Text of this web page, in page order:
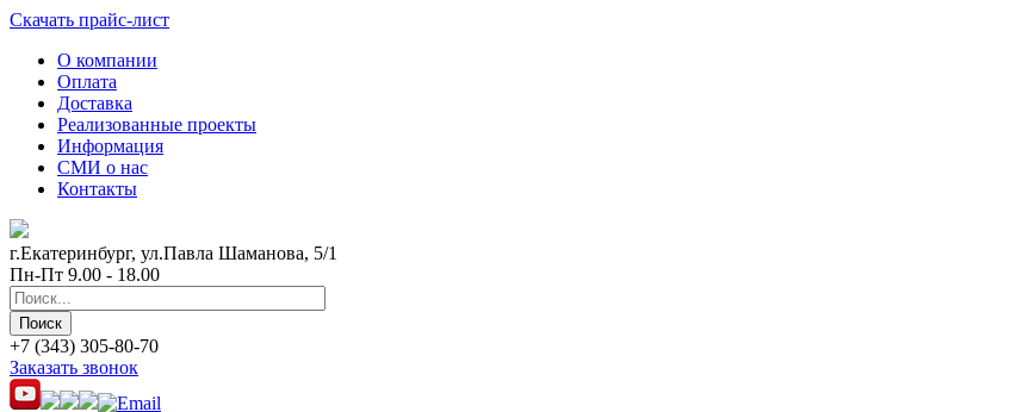
Скачать прайс-лист
О компании
Оплата
Доставка
Реализованные проекты
Информация
СМИ о нас
Контакты
г.Екатеринбург, ул.Павла Шаманова, 5/1
Пн-Пт 9.00 - 18.00
+7 (343) 305-80-70
Заказать звонок